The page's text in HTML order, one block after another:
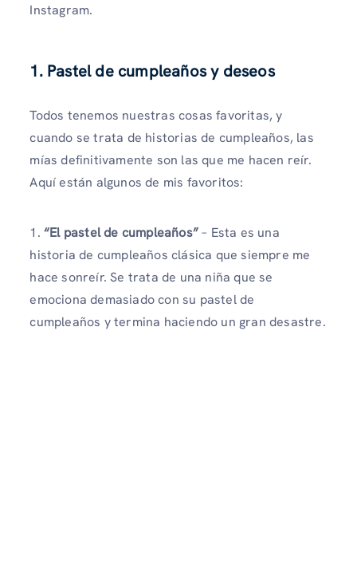
Instagram.
1. Pastel de cumpleaños y deseos
Todos tenemos nuestras cosas favoritas, y
cuando se trata de historias de cumpleaños, las
mías definitivamente son las que me hacen reír.
Aquí están algunos de mis favoritos:
1. “El pastel de cumpleaños”– Esta es una
historia de cumpleaños clásica que siempre me
hace sonreír. Se trata de una niña que se
emociona demasiado con su pastel de
cumpleaños y termina haciendo un gran desastre.